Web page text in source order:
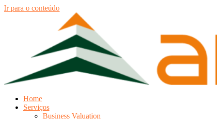
Ir para o conteúdo
Home
Serviços
Business Valuation